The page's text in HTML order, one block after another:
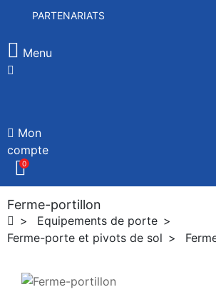
PARTENARIATS
Menu
Mon
compte
0
Ferme-portillon
Equipements de porte
Ferme-porte et pivots de sol